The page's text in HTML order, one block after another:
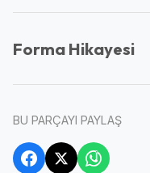
Forma Hikayesi
BU PARÇAYI PAYLAŞ